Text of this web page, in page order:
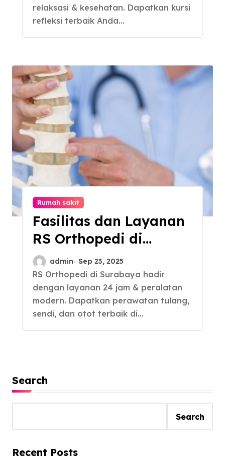
relaksasi & kesehatan. Dapatkan kursi
refleksi terbaik Anda…
Rumah sakit
Fasilitas dan Layanan
RS Orthopedi di
Surabaya
admin Sep 23, 2025
RS Orthopedi di Surabaya hadir
dengan layanan 24 jam & peralatan
modern. Dapatkan perawatan tulang,
sendi, dan otot terbaik di…
Search
Search
Recent Posts